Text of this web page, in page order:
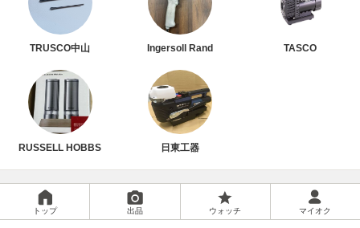
TRUSCO中山 Ingersoll Rand TASCO
RUSSELL HOBBS 日東工器
トップ 出品 ウォッチ マイオク